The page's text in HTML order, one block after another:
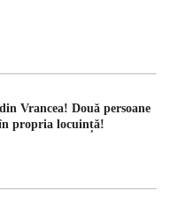
Vrancea! Două persoane
propria locuință!